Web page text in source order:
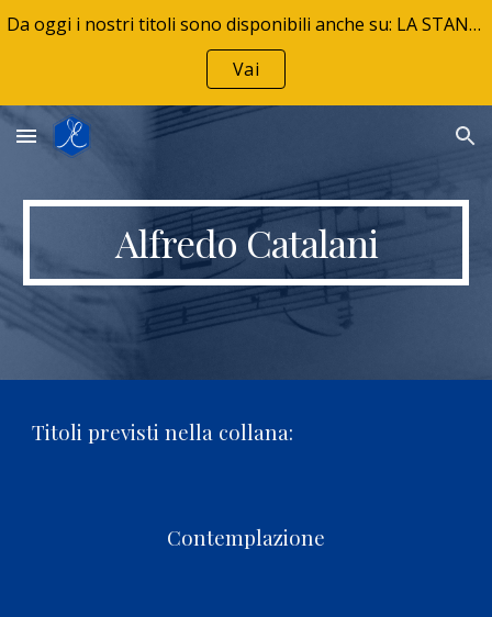
Skip to main content
Da oggi i nostri titoli sono disponibili anche su: LA STANZA DELLA MUSICA - La tua libreria musicale
Vai
Alfredo Catalani
Titoli previsti nella collana:
Contemplazione